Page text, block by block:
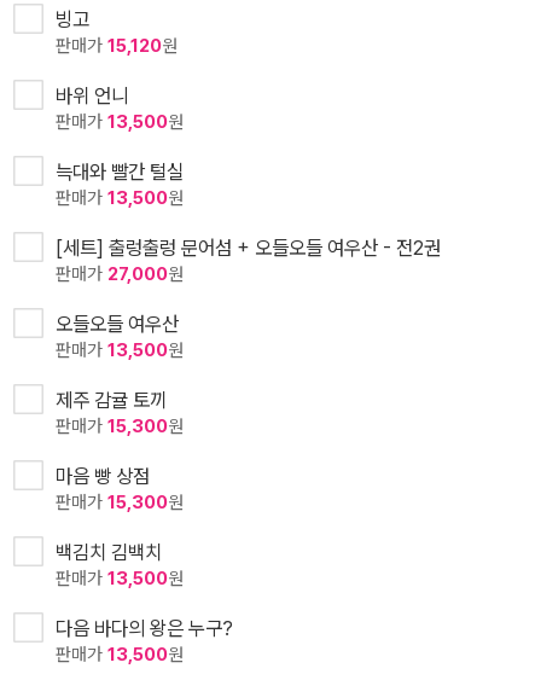
빙고
판매가 15,120원
바위 언니
판매가 13,500원
늑대와 빨간 털실
판매가 13,500원
[세트] 출렁출렁 문어섬 + 오들오들 여우산 - 전2권
판매가 27,000원
오들오들 여우산
판매가 13,500원
제주 감귤 토끼
판매가 15,300원
마음 빵 상점
판매가 15,300원
백김치 김백치
판매가 13,500원
다음 바다의 왕은 누구?
판매가 13,500원